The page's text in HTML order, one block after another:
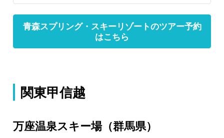
青森スプリング・スキーリゾートのツアー予約
はこちら
関東甲信越
万座温泉スキー場（群馬県）